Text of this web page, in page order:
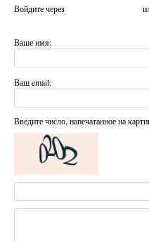
Войдите через
Ваше имя:
Ваш email:
Введите число, напечатанное на